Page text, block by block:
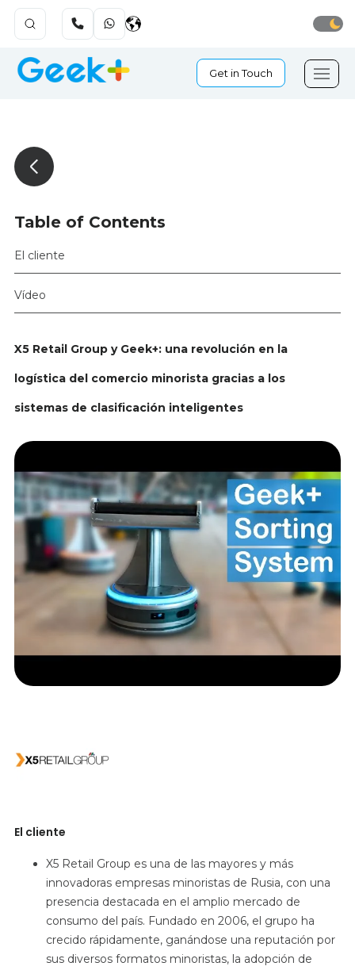
Get in Touch
Table of Contents
El cliente
Vídeo
X5 Retail Group y Geek+: una revolución en la
logística del comercio minorista gracias a los
sistemas de clasificación inteligentes
El cliente
X5 Retail Group es una de las mayores y más
innovadoras empresas minoristas de Rusia, con una
presencia destacada en el amplio mercado de
consumo del país. Fundado en 2006, el grupo ha
crecido rápidamente, ganándose una reputación por
sus diversos formatos minoristas, la adopción de